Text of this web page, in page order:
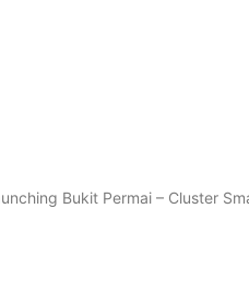
Bukit Permai – Cluster